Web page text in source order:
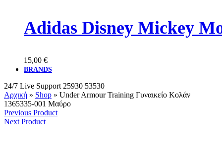
Adidas Disney Mickey
15,00 €
BRANDS
24/7 Live Support 25930 53530
Αρχική » Shop » Under Armour Training Γυναικείο Κολάν
1365335-001 Μαύρο
Previous Product
Next Product